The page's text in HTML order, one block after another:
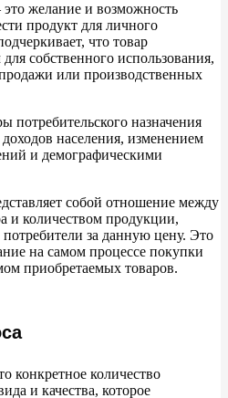
это желание и возможность
продукт для личного
что товар
собственного использования,
или производственных
потребительского назначения
населения, изменением
и демографическими
собой отношение между
и количеством продукции,
за данную цену. Это
на самом процессе покупки
приобретаемых товаров.
конкретное количество
и качества, которое